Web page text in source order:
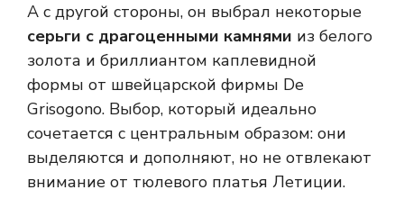
А с другой стороны, он выбрал некоторые
серьги с драгоценными камнями из белого
золота и бриллиантом каплевидной
формы от швейцарской фирмы De
Grisogono. Выбор, который идеально
сочетается с центральным образом: они
выделяются и дополняют, но не отвлекают
внимание от тюлевого платья Летиции.